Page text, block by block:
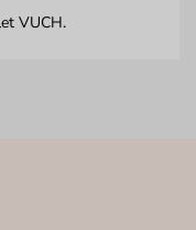
VUCH.